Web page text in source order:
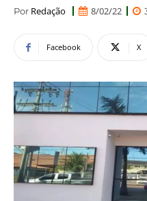
Por Redação 8/02/22
Facebook X